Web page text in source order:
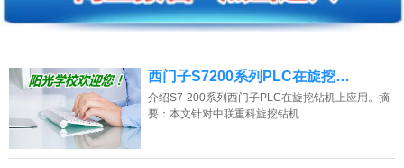
西门子S7200系列PLC在旋挖…
介绍S7-200系列西门子PLC在旋挖钻机上应用。摘
要：本文针对中联重科旋挖钻机…